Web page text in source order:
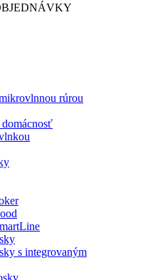
rúrou
s integrovaným